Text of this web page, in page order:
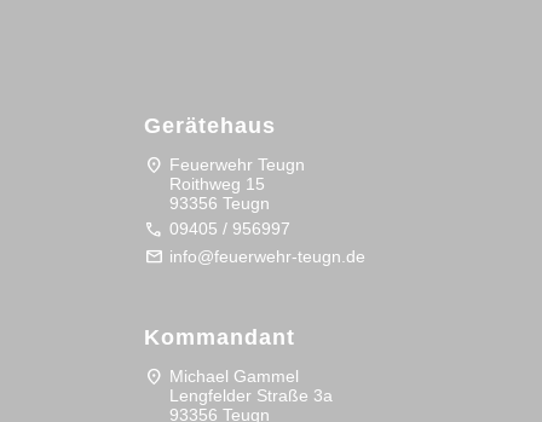
Gerätehaus
location_on Feuerwehr Teugn
Roithweg 15
93356 Teugn
call 09405 / 956997
mail info@feuerwehr-teugn.de
Kommandant
location_on Michael Gammel
Lengfelder Straße 3a
93356 Teugn